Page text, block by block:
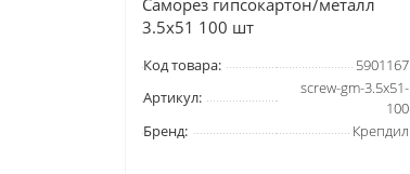
Саморез гипсокартон/металл
3.5х51 100 шт
Код товара:
5901167
Артикул:
screw-gm-3.5x51-
100
Бренд:
Крепдил